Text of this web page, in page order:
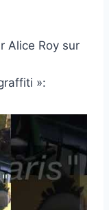
Alice Roy sur
»: